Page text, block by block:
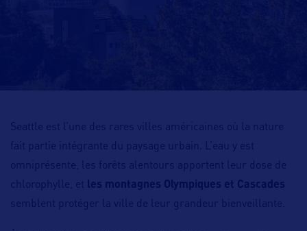
Seattle est l’une des rares villes américaines où la nature
fait partie intégrante du paysage urbain. L’eau y est
omniprésente, les forêts alentours apportent leur dose de
chlorophylle, et
les montagnes Olympiques et Cascades
semblent protéger la ville de leur grandeur bienveillante.